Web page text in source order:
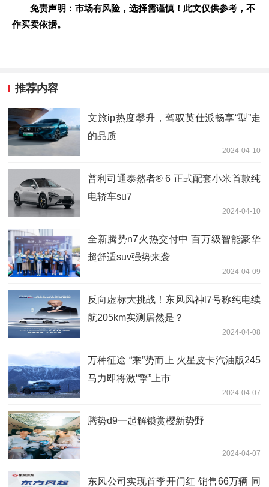
免责声明：市场有风险，选择需谨慎！此文仅供参考，不
作买卖依据。
推荐内容
文旅ip热度攀升，驾驭英仕派畅享“型”走
的品质
2024-04-10
普利司通泰然者® 6 正式配套小米首款纯
电轿车su7
2024-04-10
全新腾势n7火热交付中 百万级智能豪华
超舒适suv强势来袭
2024-04-09
反向虚标大挑战！东风风神l7号称纯电续
航205km实测居然是？
2024-04-08
万种征途 “乘”势而上 火星皮卡汽油版245
马力即将激“擎”上市
2024-04-07
腾势d9一起解锁赏樱新势野
2024-04-07
东风公司实现首季开门红 销售66万辆 同